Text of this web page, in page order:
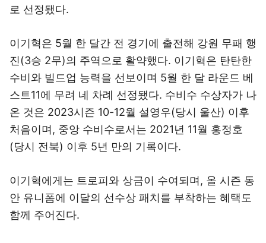
로 선정됐다.
이기혁은 5월 한 달간 전 경기에 출전해 강원 무패 행
진(3승 2무)의 주역으로 활약했다. 이기혁은 탄탄한
수비와 빌드업 능력을 선보이며 5월 한 달 라운드 베
스트11에 무려 네 차례 선정됐다. 수비수 수상자가 나
온 것은 2023시즌 10-12월 설영우(당시 울산) 이후
처음이며, 중앙 수비수로서는 2021년 11월 홍정호
(당시 전북) 이후 5년 만의 기록이다.
이기혁에게는 트로피와 상금이 수여되며, 올 시즌 동
안 유니폼에 이달의 선수상 패치를 부착하는 혜택도
함께 주어진다.